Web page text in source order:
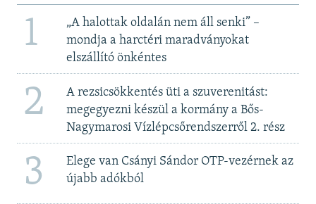
1
„A halottak oldalán nem áll senki” –
mondja a harctéri maradványokat
elszállító önkéntes
2
A rezsicsökkentés üti a szuverenitást:
megegyezni készül a kormány a Bős-
Nagymarosi Vízlépcsőrendszerről 2. rész
3
Elege van Csányi Sándor OTP-vezérnek az
újabb adókból